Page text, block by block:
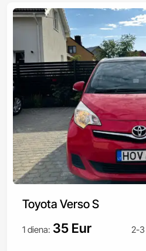
Toyota Verso S
1 diena: 35 Eur 2-3